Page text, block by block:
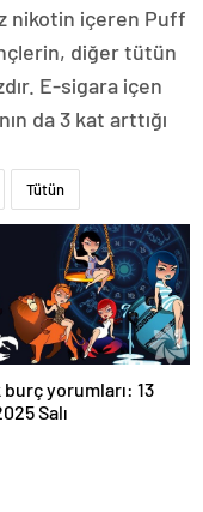
nikotin içeren Puff
diğer tütün
E-sigara içen
da 3 kat arttığı
Tütün
burç yorumları: 13
Salı